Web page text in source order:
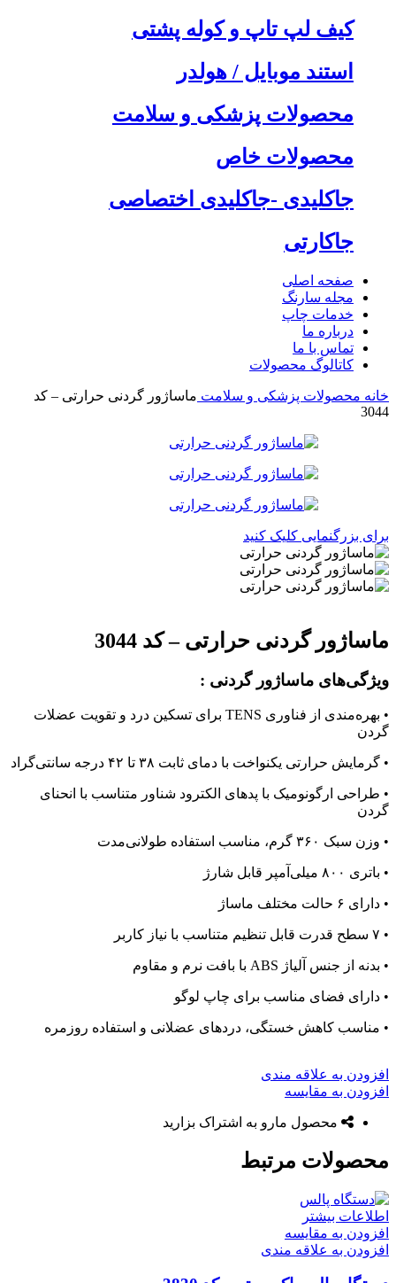
کیف لپ تاپ و کوله پشتی
استند موبایل / هولدر
محصولات پزشکی و سلامت
محصولات خاص
جاکلیدی -جاکلیدی اختصاصی
جاکارتی
صفحه اصلی
مجله سارنگ
خدمات چاپ
درباره ما
تماس با ما
کاتالوگ محصولات
خانه محصولات پزشکی و سلامت ماساژور گردنی حرارتی – کد
3044
برای بزرگنمایی کلیک کنید
ماساژور گردنی حرارتی – کد 3044
ویژگی‌های ماساژور گردنی :
• بهره‌مندی از فناوری TENS برای تسکین درد و تقویت عضلات
گردن
• گرمایش حرارتی یکنواخت با دمای ثابت ۳۸ تا ۴۲ درجه سانتی‌گراد
• طراحی ارگونومیک با پدهای الکترود شناور متناسب با انحنای
گردن
• وزن سبک ۳۶۰ گرم، مناسب استفاده طولانی‌مدت
• باتری ۸۰۰ میلی‌آمپر قابل شارژ
• دارای ۶ حالت مختلف ماساژ
• ۷ سطح قدرت قابل تنظیم متناسب با نیاز کاربر
• بدنه از جنس آلیاژ ABS با بافت نرم و مقاوم
• دارای فضای مناسب برای چاپ لوگو
• مناسب کاهش خستگی، دردهای عضلانی و استفاده روزمره
افزودن به علاقه مندی
افزودن به مقایسه
محصول مارو به اشتراک بزارید
محصولات مرتبط
اطلاعات بیشتر
افزودن به مقایسه
افزودن به علاقه مندی